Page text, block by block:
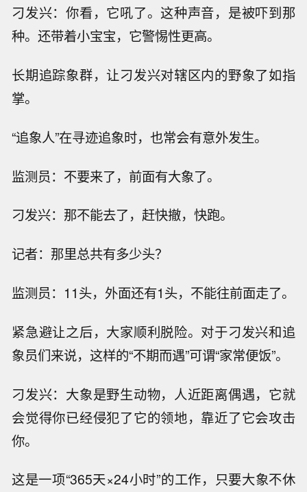
刁发兴：你看，它吼了。这种声音，是被吓到那
种。还带着小宝宝，它警惕性更高。
长期追踪象群，让刁发兴对辖区内的野象了如指
掌。
“追象人”在寻迹追象时，也常会有意外发生。
监测员：不要来了，前面有大象了。
刁发兴：那不能去了，赶快撤，快跑。
记者：那里总共有多少头？
监测员：11头，外面还有1头，不能往前面走了。
紧急避让之后，大家顺利脱险。对于刁发兴和追
象员们来说，这样的“不期而遇”可谓“家常便饭”。
刁发兴：大象是野生动物，人近距离偶遇，它就
会觉得你已经侵犯了它的领地，靠近了它会攻击
你。
这是一项“365天×24小时”的工作，只要大象不休